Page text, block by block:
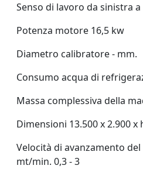
Senso di lavoro da sinistra
Potenza motore 16,5 kw
Diametro calibratore - mm.
Consumo acqua di
Massa complessiva della
Dimensioni 13.500 x 2.900 x
Velocità di avanzamento
mt/min. 0,3 - 3